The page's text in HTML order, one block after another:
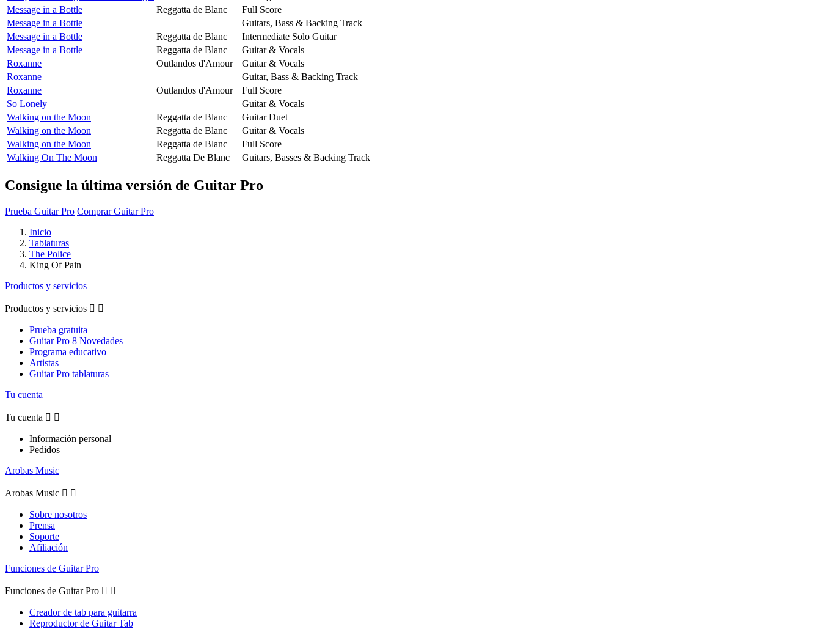
Message in a Bottle
Reggatta de Blanc
Full Score
Message in a Bottle
Guitars, Bass & Backing Track
Message in a Bottle
Reggatta de Blanc
Intermediate Solo Guitar
Message in a Bottle
Reggatta de Blanc
Guitar & Vocals
Roxanne
Outlandos d'Amour
Guitar & Vocals
Roxanne
Guitar, Bass & Backing Track
Roxanne
Outlandos d'Amour
Full Score
So Lonely
Guitar & Vocals
Walking on the Moon
Reggatta de Blanc
Guitar Duet
Walking on the Moon
Reggatta de Blanc
Guitar & Vocals
Walking on the Moon
Reggatta de Blanc
Full Score
Walking On The Moon
Reggatta De Blanc Guitars, Basses & Backing Track
Consigue la última versión de Guitar Pro
Prueba Guitar Pro Comprar Guitar Pro
Inicio
Tablaturas
The Police
King Of Pain
Productos y servicios
Productos y servicios  
Prueba gratuita
Guitar Pro 8 Novedades
Programa educativo
Artistas
Guitar Pro tablaturas
Tu cuenta
Tu cuenta  
Información personal
Pedidos
Arobas Music
Arobas Music  
Sobre nosotros
Prensa
Soporte
Afiliación
Funciones de Guitar Pro
Funciones de Guitar Pro  
Creador de tab para guitarra
Reproductor de Guitar Tab